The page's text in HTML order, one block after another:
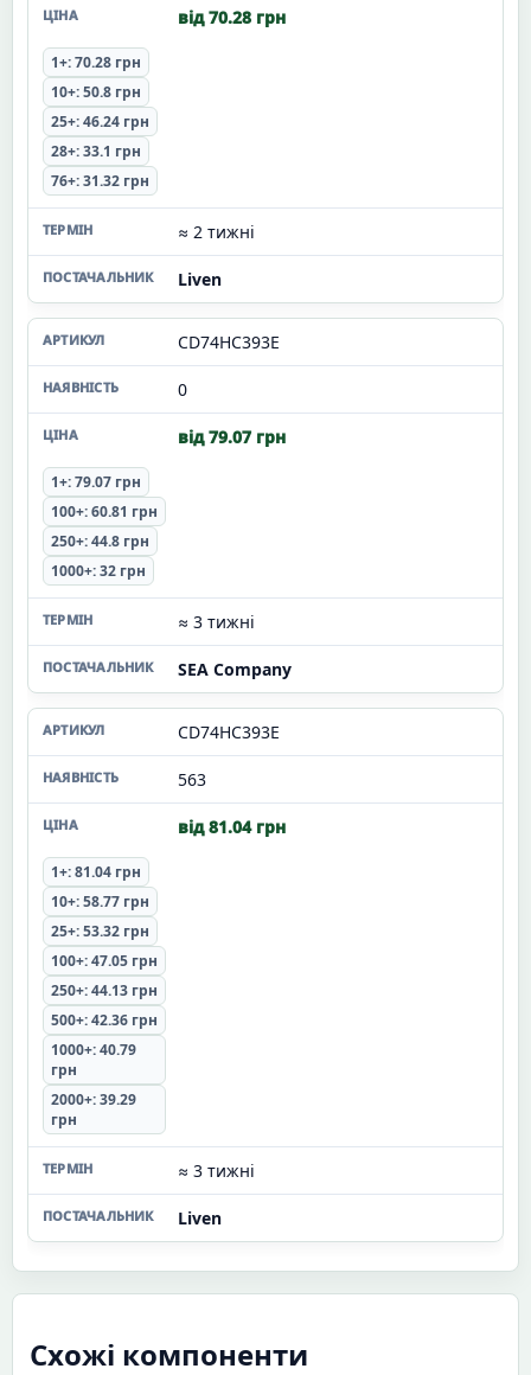
від 70.28 грн
1+: 70.28 грн
10+: 50.8 грн
25+: 46.24 грн
28+: 33.1 грн
76+: 31.32 грн
≈ 2 тижні
Liven
CD74HC393E
0
від 79.07 грн
1+: 79.07 грн
100+: 60.81 грн
250+: 44.8 грн
1000+: 32 грн
≈ 3 тижні
SEA Company
CD74HC393E
563
від 81.04 грн
1+: 81.04 грн
10+: 58.77 грн
25+: 53.32 грн
100+: 47.05 грн
250+: 44.13 грн
500+: 42.36 грн
1000+: 40.79
грн
2000+: 39.29
грн
≈ 3 тижні
Liven
Схожі компоненти